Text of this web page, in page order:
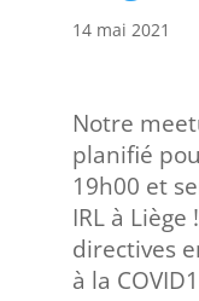
14 mai 2021
Notre
planifié
19h00 et
IRL à Liège
directives
à la